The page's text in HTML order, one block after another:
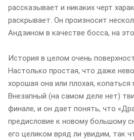
рассказывает и никаких черт
раскрывает. Он произносит
Андзином в качестве босса, на
История в целом очень
Настолько простая, что даже
хорошая она или плохая, копаться
Внезапный (на самом деле нет)
финале, и он дает понять, что
предисловие к новому большому
его целиком вряд ли увидим, так